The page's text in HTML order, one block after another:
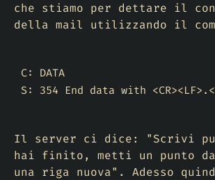
che stiamo per dettare il
della mail utilizzando il
C: DATA
S: 354 End data with
Il server ci dice: "Scrivi
hai finito, metti un punto
una riga nuova". Adesso